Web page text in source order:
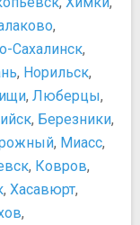
станциями
на такси
,
Сахалинск,
, Норильск,
, Люберцы,
, Березники,
, Миасс,
, Ковров,
, Хасавюрт,
,